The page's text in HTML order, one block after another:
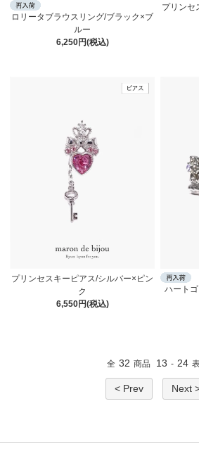
ロリータブラウスリング/ブラック×ブ
ルー
6,250円(税込)
プリンセ
プリンセスキーピアス/シルバー×ピン
ク
6,550円(税込)
ハート
全 32 商品 13 - 24
< Prev Next